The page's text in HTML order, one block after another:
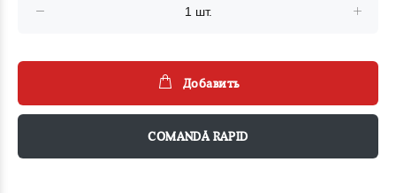
Добавить
COMANDĂ RAPID